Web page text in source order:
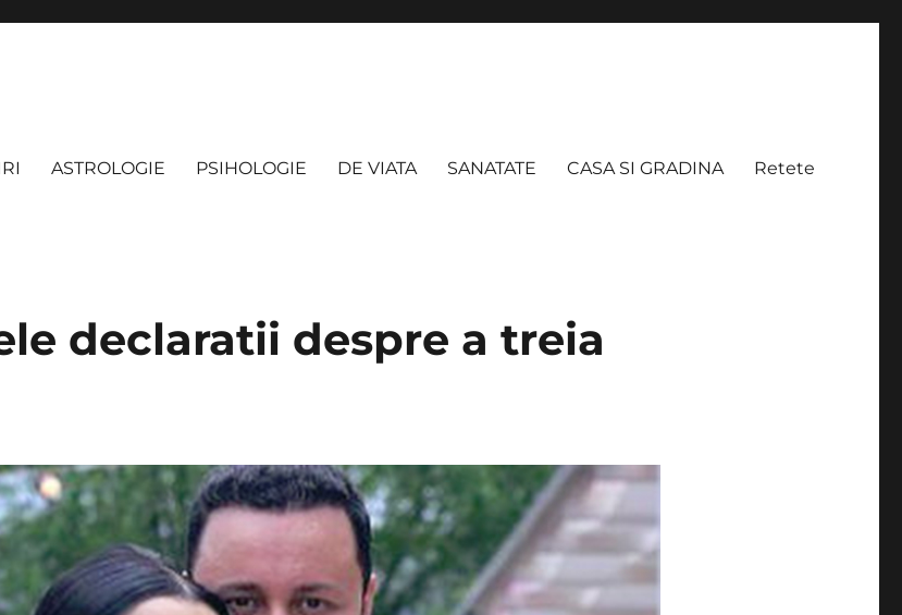
ASTROLOGIE PSIHOLOGIE DE VIATA SANATATE CASA SI GRADINA Retete
declaratii despre a treia